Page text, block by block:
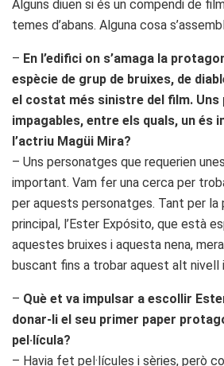
Alguns diuen si és un compendi de
temes d’abans. Alguna cosa
– En l’edifici on s’amaga la
espècie de grup de bruixes, de
el costat més sinistre del film.
impagables, entre els quals, un és
l’actriu Magüi Mira?
– Uns personatges que requerien
important. Vam fer una cerca per
per aquests personatges. Tant per la
principal, l’Ester Expósito, que està
aquestes bruixes i aquesta nena,
buscant fins a trobar aquest alt nivell
– Què et va impulsar a escollir
donar-li el seu primer paper
pel·lícula?
– Havia fet pel·lícules i sèries, però